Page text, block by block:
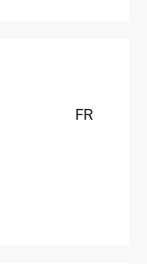
FR